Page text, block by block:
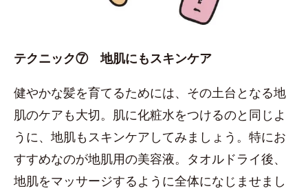
テクニック⑦ 地肌にもスキンケア
健やかな髪を育てるためには、その土台となる地
肌のケアも大切。肌に化粧水をつけるのと同じよ
うに、地肌もスキンケアしてみましょう。特にお
すすめなのが地肌用の美容液。タオルドライ後、
地肌をマッサージするように全体になじませまし